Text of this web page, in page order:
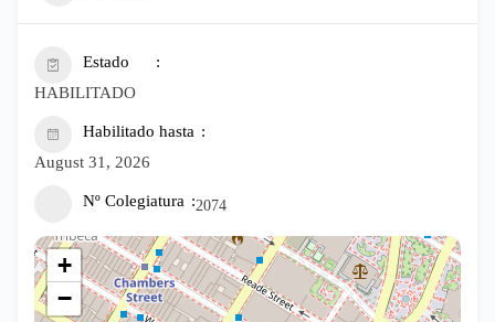
Estado
HABILITADO
Habilitado hasta
August 31, 2026
Nº Colegiatura 2074
+
−